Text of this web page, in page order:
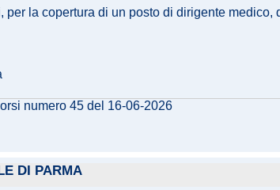
per la copertura di un posto di dirigente
numero 45 del 16-06-2026
DI PARMA